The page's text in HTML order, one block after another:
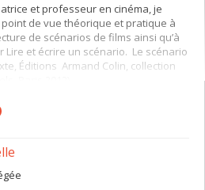
et professeur en cinéma, je
point de vue théorique et pratique à
de scénarios de films ainsi qu’à
Lire et écrire un scénario. Le scénario
Éditions Armand Colin, collection
portent sur l’histoire, la
de l’écriture scénaristique sous
voir publications) aux nouvelles
en recherche-création sur
du son et de la mise en scène, les